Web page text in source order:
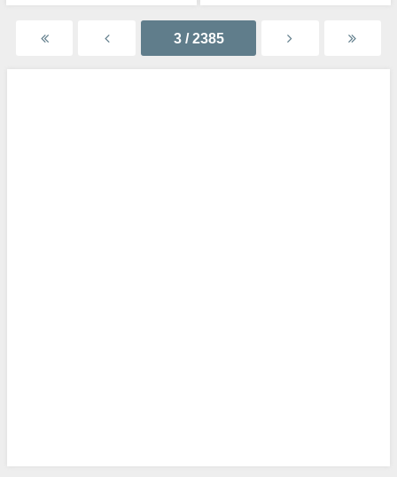
3 / 2385